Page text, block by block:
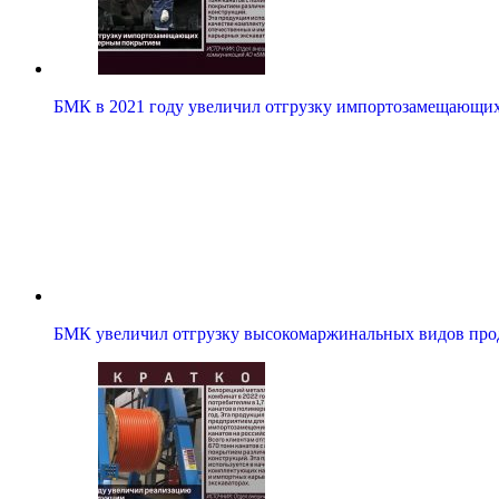
БМК в 2021 году увеличил отгрузку
БМК увеличил отгрузку высокомаржинальных видов